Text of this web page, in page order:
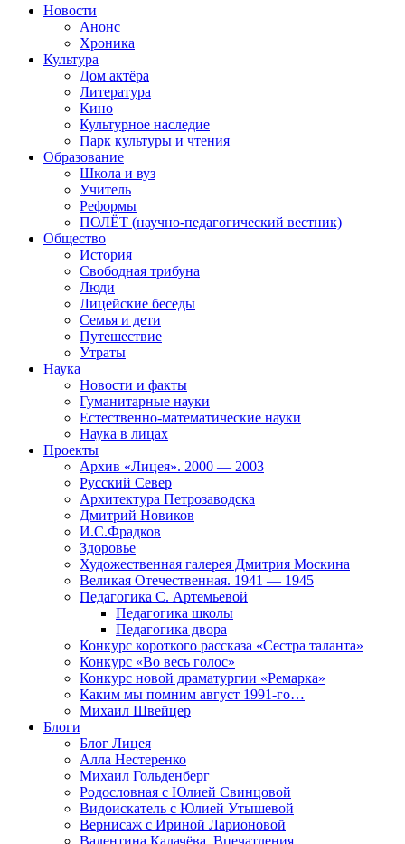
Новости
Анонс
Хроника
Культура
Дом актёра
Литература
Кино
Культурное наследие
Парк культуры и чтения
Образование
Школа и вуз
Учитель
Реформы
ПОЛЁТ (научно-педагогический вестник)
Общество
История
Свободная трибуна
Люди
Лицейские беседы
Семья и дети
Путешествие
Утраты
Наука
Новости и факты
Гуманитарные науки
Естественно-математические науки
Наука в лицах
Проекты
Архив «Лицея». 2000 — 2003
Русский Север
Архитектура Петрозаводска
Дмитрий Новиков
И.С.Фрадков
Здоровье
Художественная галерея Дмитрия Москина
Великая Отечественная. 1941 — 1945
Педагогика С. Артемьевой
Педагогика школы
Педагогика двора
Конкурс короткого рассказа «Сестра таланта»
Конкурс «Во весь голос»
Конкурс новой драматургии «Ремарка»
Каким мы помним август 1991-го…
Михаил Швейцер
Блоги
Блог Лицея
Алла Нестеренко
Михаил Гольденберг
Родословная с Юлией Свинцовой
Видоискатель с Юлией Утышевой
Вернисаж с Ириной Ларионовой